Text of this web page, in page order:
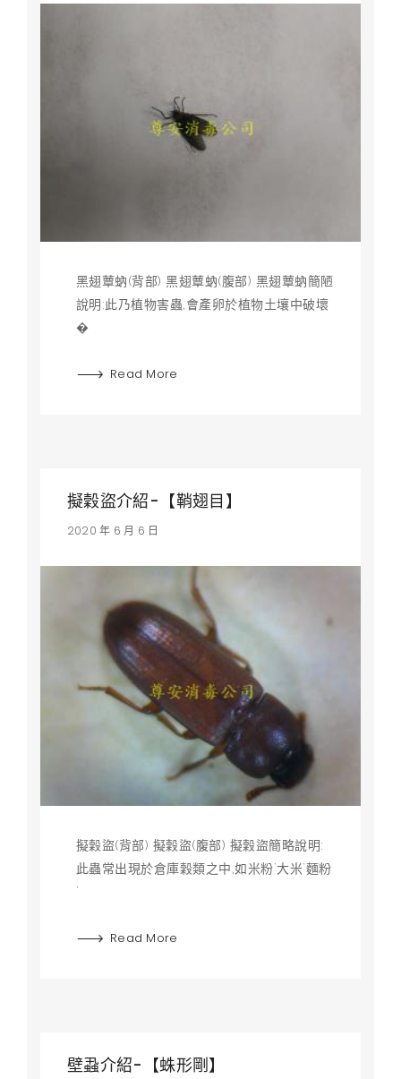
黑翅蕈蚋(背部) 黑翅蕈蚋(腹部) 黑翅蕈蚋簡陋
說明:此乃植物害蟲,會產卵於植物土壤中破壞
�
Read More
擬穀盜介紹-【鞘翅目】
2020 年 6 月 6 日
擬穀盜(背部) 擬穀盜(腹部) 擬穀盜簡略說明:
此蟲常出現於倉庫穀類之中,如米粉`大米`麵粉
`
Read More
壁蝨介紹-【蛛形剛】